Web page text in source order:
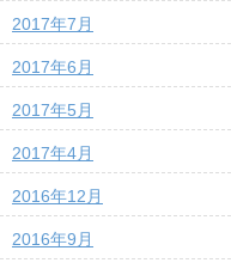
2017年7月
2017年6月
2017年5月
2017年4月
2016年12月
2016年9月